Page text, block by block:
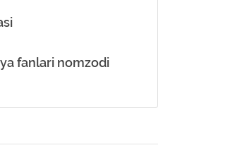
fanlari nomzodi